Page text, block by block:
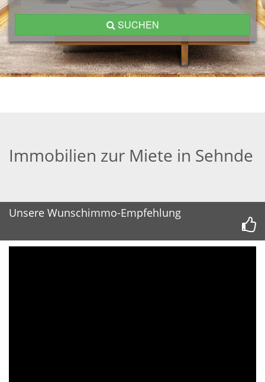
SUCHEN
Immobilien zur Miete in Sehnde
Unsere Wunschimmo-Empfehlung